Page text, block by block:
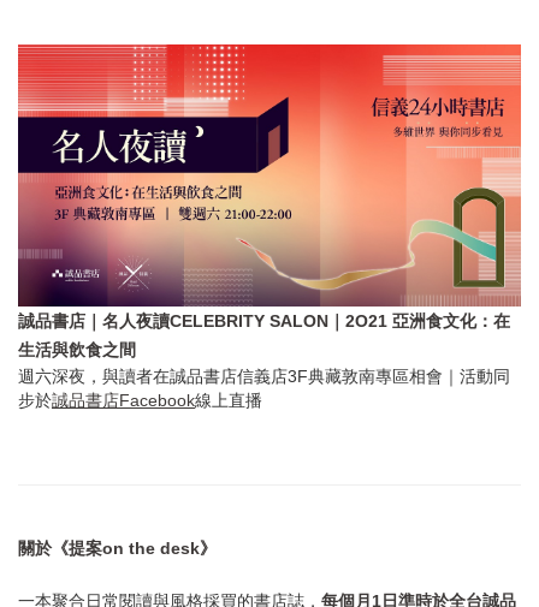
誠品書店｜名人夜讀CELEBRITY SALON｜2O21 亞洲食文化：在
生活與飲食之間
週六深夜，與讀者在誠品書店信義店3F典藏敦南專區相會｜活動同
步於誠品書店Facebook線上直播
關於《提案on the desk》
一本聚合日常閱讀與風格採買的書店誌， 每個月1日準時於全台誠品